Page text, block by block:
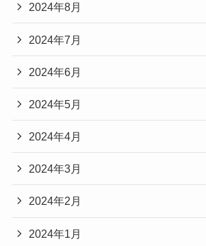
2024年8月
2024年7月
2024年6月
2024年5月
2024年4月
2024年3月
2024年2月
2024年1月